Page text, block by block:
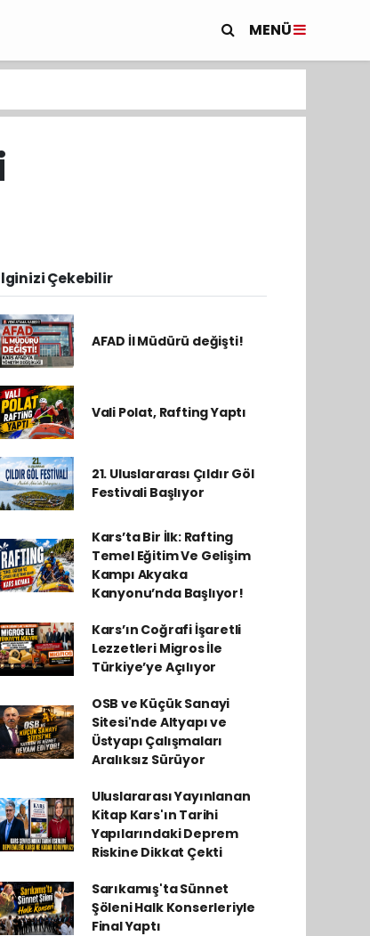
MENÜ
Çekebilir
AFAD İl Müdürü değişti!
Vali Polat, Rafting Yaptı
21. Uluslararası Çıldır Göl
Festivali Başlıyor
Kars’ta Bir İlk: Rafting
Temel Eğitim Ve Gelişim
Kampı Akyaka
Kanyonu’nda Başlıyor!
Kars’ın Coğrafi İşaretli
Lezzetleri Migros İle
Türkiye’ye Açılıyor
OSB ve Küçük Sanayi
Sitesi'nde Altyapı ve
Üstyapı Çalışmaları
Aralıksız Sürüyor
Uluslararası Yayınlanan
Kitap Kars'ın Tarihi
Yapılarındaki Deprem
Riskine Dikkat Çekti
Sarıkamış'ta Sünnet
Şöleni Halk Konserleriyle
Final Yaptı